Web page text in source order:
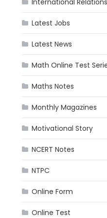
International Relations
Latest Jobs
Latest News
Math Online Test
Maths Notes
Monthly Magazines
Motivational Story
NCERT Notes
NTPC
Online Form
Online Test